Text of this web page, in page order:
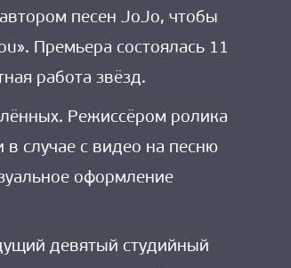
песен JoJo, чтобы
Премьера состоялась 11
работа звёзд.
Режиссёром ролика
случае с видео на песню
оформление
девятый студийный